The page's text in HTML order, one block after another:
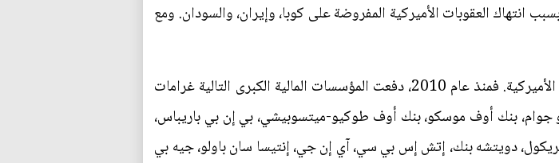
تشيس 88.3 مليون دولار في هيئة غرامات في عام 2011 بسبب انتهاك العقوبات الأميركية المفروضة على كوبا، وإيران، والسودان. ومع
ولم تكن شركة جيه بي مورجان تشيس وحدها في انتهاك العقوبات الأميركية. فمنذ عام 2010، دفعت المؤسسات المالية الكبرى التالية غرامات
جوام، بنك أوف موسكو، بنك أوف طوكيو-ميتسوبيشي، بي إن بي باريباس،
دويتشه بنك، إتش إس بي سي، آي إن جي، إنتيسا سان باولو، جيه بي